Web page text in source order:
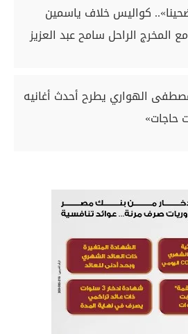
كواليس خلاف ياسمين
المخرج الراحل سامح عبد العزيز
الهواري يطرح أحدث أغانيه
حاجات»